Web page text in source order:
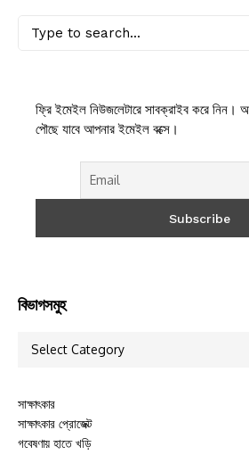
ফ্রি ইমেইল নিউজলেটারে সাবক্রাইব করে নিন।
পৌছে যাবে আপনার ইমেইল বক্সে।
বিভাগসমুহ
সাক্ষাৎকার
সাক্ষাৎকার প্রোজেক্ট
গবেষণায় হাতে খড়ি